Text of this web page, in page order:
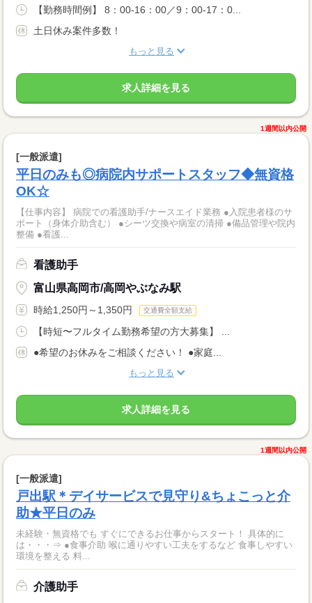
【勤務時間例】 8：00-16：00／9：00-17：0...
土日休み案件多数！
もっと見る
求人詳細を見る
1週間以内公開
[一般派遣]
平日のみも◎病院内サポートスタッフ◆無資格
OK☆
【仕事内容】 病院での看護助手/ナースエイド業務 ●入院患者様のサ
ポート（身体介助含む） ●シーツ交換や病室の清掃 ●備品管理や院内
整備 ●看護...
看護助手
富山県高岡市/高岡やぶなみ駅
時給1,250円～1,350円 交通費全額支給
【時短〜フルタイム勤務希望の方大募集】 ...
●希望のお休みをご相談ください！ ●家庭...
もっと見る
求人詳細を見る
1週間以内公開
[一般派遣]
戸出駅＊デイサービスで見守り&ちょこっと介
助★平日のみ
未経験・無資格でも すぐにできるお仕事からスタート！ 具体的に
は・・・⇒ ●食事介助 喉に通りやすい工夫をするなど 食事しやすい
環境を整える 料...
介護助手